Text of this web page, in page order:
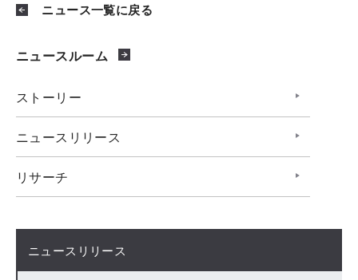
ニュース一覧に戻る
ニュースルーム
ストーリー
ニュースリリース
リサーチ
ニュースリリース